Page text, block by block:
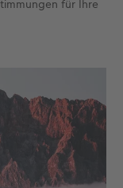
für Ihre